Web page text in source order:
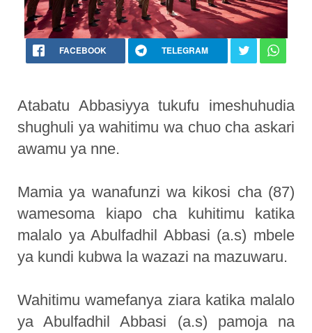
FACEBOOK TELEGRAM
Atabatu Abbasiyya tukufu imeshuhudia
shughuli ya wahitimu wa chuo cha askari
awamu ya nne.
Mamia ya wanafunzi wa kikosi cha (87)
wamesoma kiapo cha kuhitimu katika
malalo ya Abulfadhil Abbasi (a.s) mbele
ya kundi kubwa la wazazi na mazuwaru.
Wahitimu wamefanya ziara katika malalo
ya Abulfadhil Abbasi (a.s) pamoja na